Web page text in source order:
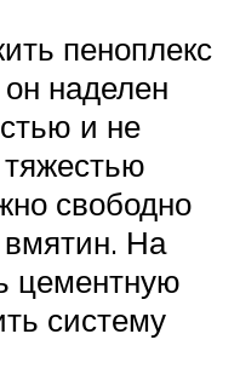
пеноплекс
наделен
и не
свободно
вмятин. На
цементную
систему